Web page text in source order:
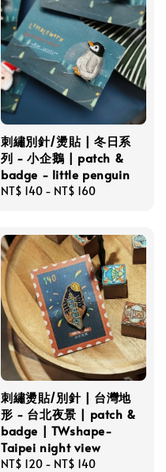
刺繡別針/燙貼 | 冬日系
列 - 小企鵝 | patch &
badge - little penguin
Regular
NT$ 140 - NT$ 160
刺繡燙貼/別針 | 台灣地
形 - 台北夜景 | patch &
badge | TWshape-
Taipei night view
Regular
NT$ 120 - NT$ 140